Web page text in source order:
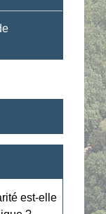
est-elle